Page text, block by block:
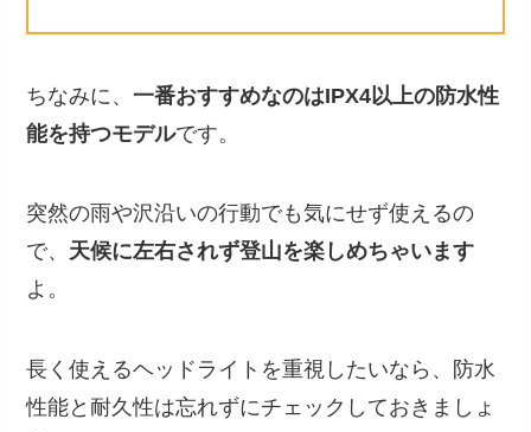
ちなみに、一番おすすめなのはIPX4以上の防水性
能を持つモデルです。
突然の雨や沢沿いの行動でも気にせず使えるの
で、 天候に左右されず登山を楽しめちゃいます
よ。
長く使えるヘッドライトを重視したいなら、防水
性能と耐久性は忘れずにチェックしておきましょ